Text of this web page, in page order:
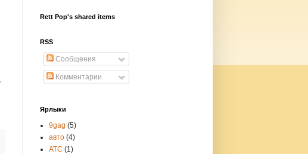
Rett Pop's shared items
RSS
Сообщения
Комментарии
Ярлыки
9gag (5)
авто (4)
АТС (1)